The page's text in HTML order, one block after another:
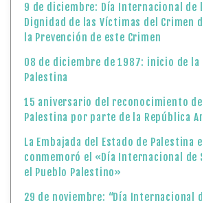
9 de diciembre: Día Internacional de
Dignidad de las Víctimas del Crimen
la Prevención de este Crimen
08 de diciembre de 1987: inicio de
Palestina
15 aniversario del reconocimiento
Palestina por parte de la República
La Embajada del Estado de Palestina
conmemoró el «Día Internacional de
el Pueblo Palestino»
29 de noviembre: “Día Internacional